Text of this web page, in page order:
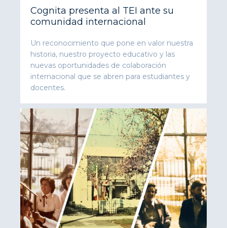
Cognita presenta al TEI ante su
comunidad internacional
Un reconocimiento que pone en valor nuestra
historia, nuestro proyecto educativo y las
nuevas oportunidades de colaboración
internacional que se abren para estudiantes y
docentes.